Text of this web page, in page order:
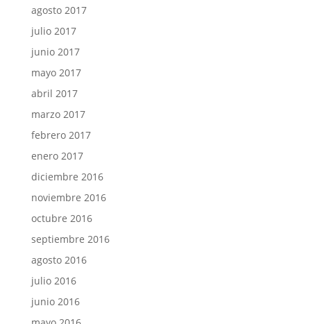
agosto 2017
julio 2017
junio 2017
mayo 2017
abril 2017
marzo 2017
febrero 2017
enero 2017
diciembre 2016
noviembre 2016
octubre 2016
septiembre 2016
agosto 2016
julio 2016
junio 2016